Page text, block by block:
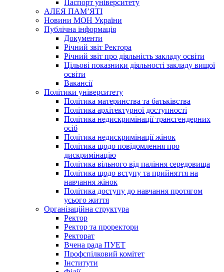
Паспорт університету
АЛЕЯ ПАМ’ЯТІ
Новини МОН України
Публічна інформація
Документи
Річний звіт Ректора
Річний звіт про діяльність закладу освіти
Цільові показники діяльності закладу вищої
освіти
Вакансії
Політики університету
Політика материнства та батьківства
Політика архітектурної доступності
Політика недискримінації трансгендерних
осіб
Політика недискримінації жінок
Політика щодо повідомлення про
дискримінацію
Політика вільного від паління середовища
Політика щодо вступу та прийняття на
навчання жінок
Політика доступу до навчання протягом
усього життя
Організаційна структура
Ректор
Ректор та проректори
Ректорат
Вчена рада ПУЕТ
Профспілковий комітет
Інститути